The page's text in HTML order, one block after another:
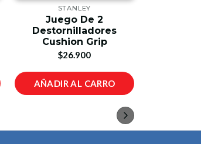
STANLEY
Juego De 2
Destornilladores
Cushion Grip
$26.900
AÑADIR AL CARRO